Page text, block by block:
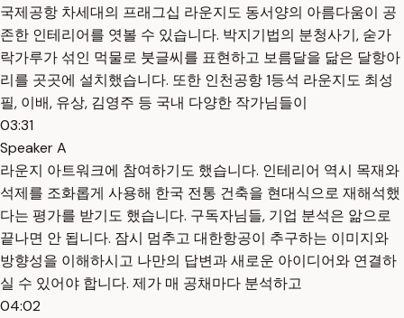
국제공항 차세대의 프래그십 라운지도 동서양의 아름다움이 공
존한 인테리어를 엿볼 수 있습니다. 박지기법의 분청사기, 숟가
락가루가 섞인 먹물로 붓글씨를 표현하고 보름달을 닮은 달항아
리를 곳곳에 설치했습니다. 또한 인천공항 1등석 라운지도 최성
필, 이배, 유상, 김영주 등 국내 다양한 작가님들이
03:31
Speaker A
라운지 아트워크에 참여하기도 했습니다. 인테리어 역시 목재와
석제를 조화롭게 사용해 한국 전통 건축을 현대식으로 재해석했
다는 평가를 받기도 했습니다. 구독자님들, 기업 분석은 앎으로
끝나면 안 됩니다. 잠시 멈추고 대한항공이 추구하는 이미지와
방향성을 이해하시고 나만의 답변과 새로운 아이디어와 연결하
실 수 있어야 합니다. 제가 매 공채마다 분석하고
04:02